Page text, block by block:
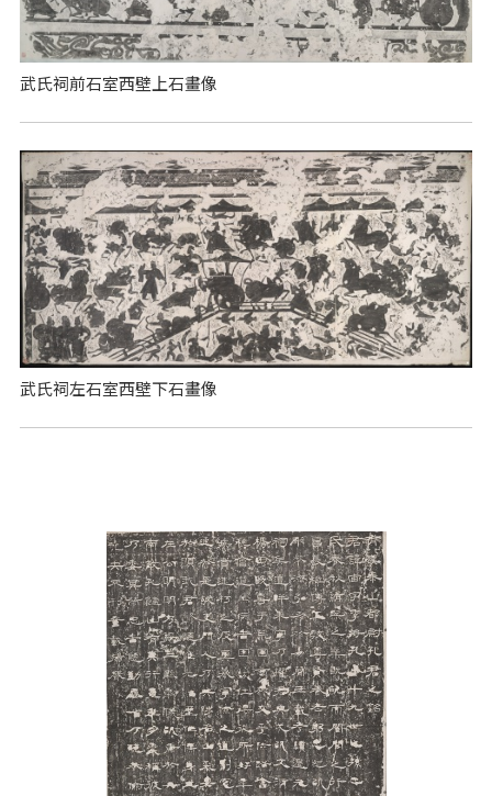
武氏祠前石室西壁上石畫像
武氏祠左石室西壁下石畫像